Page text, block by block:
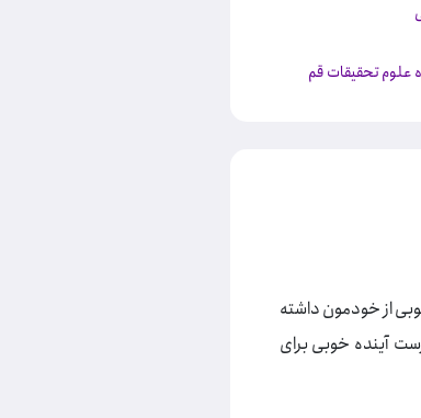
علوم تحقیقات قم
از خودمون داشته
آینده خوبی برای